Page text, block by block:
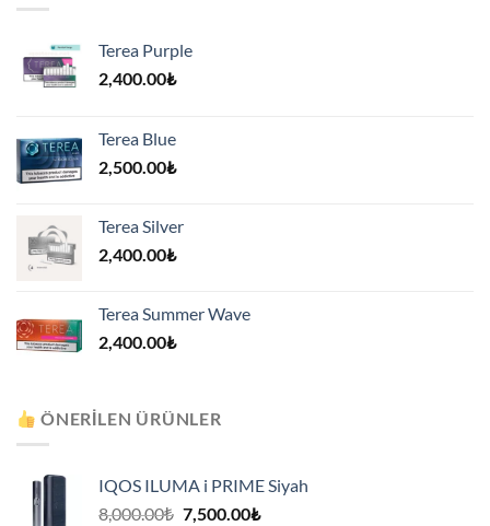
Terea Purple
2,400.00₺
Terea Blue
2,500.00₺
Terea Silver
2,400.00₺
Terea Summer Wave
2,400.00₺
ÖNERILEN ÜRÜNLER
IQOS ILUMA i PRIME Siyah
8,000.00₺ Orijinal
7,500.00₺Şu